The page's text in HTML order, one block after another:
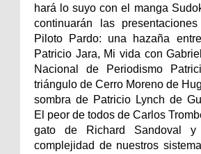
hará lo suyo con el manga
continuarán las
Piloto Pardo: una hazaña
Patricio Jara, Mi vida con
Nacional de Periodismo
triángulo de Cerro Moreno de
sombra de Patricio Lynch de
El peor de todos de Carlos
gato de Richard Sandoval y
complejidad de nuestros